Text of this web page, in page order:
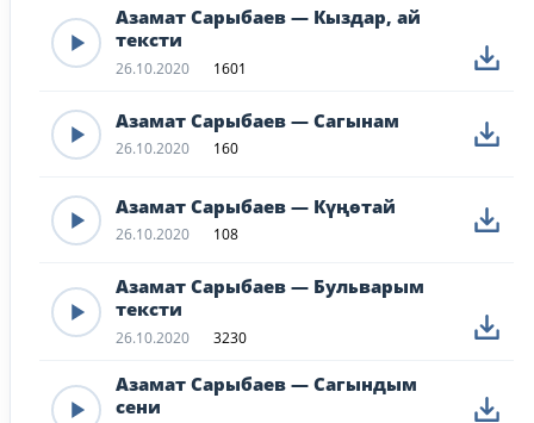
Азамат Сарыбаев — Кыздар, ай
тексти
26.10.2020 1601
Азамат Сарыбаев — Сагынам
26.10.2020 160
Азамат Сарыбаев — Күңөтай
26.10.2020 108
Азамат Сарыбаев — Бульварым
тексти
26.10.2020 3230
Азамат Сарыбаев — Сагындым
сени